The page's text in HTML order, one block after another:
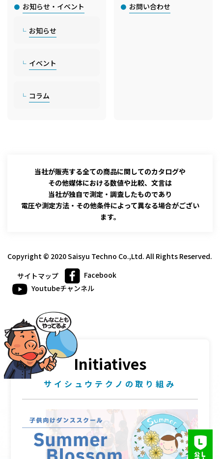
お知らせ・イベント
お知らせ
イベント
コラム
お問い合わせ
当社が販売する全ての商品に関してのカタログや
その他媒体における数値や比較、文言は
当社が独自で測定・調査したものであり
電圧や測定方法・その他条件によって異なる場合がござい
ます。
Copyright © 2020 Saisyu Techno Co.,Ltd. All Rights Reserved.
サイトマップ
Facebook
Youtubeチャンネル
Initiatives
サイシュウテクノの取り組み